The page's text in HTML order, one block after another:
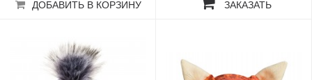
ДОБАВИТЬ В КОРЗИНУ ЗАКАЗАТЬ